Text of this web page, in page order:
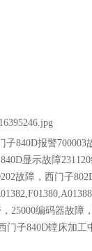
840D报警
显示故障
故障，西门子
25000编码器故障
子840D镗床加工